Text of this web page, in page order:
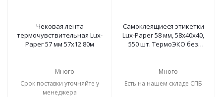
Чековая лента
термочувствительная Lux-
Paper 57 мм 57х12 80м
Много
Срок поставки уточняйте у
менеджера
Самоклеящиеся этикетки
Lux-Paper 58 мм, 58х40x40,
550 шт. ТермоЭКО без
Много
Есть на нашем складе СПБ